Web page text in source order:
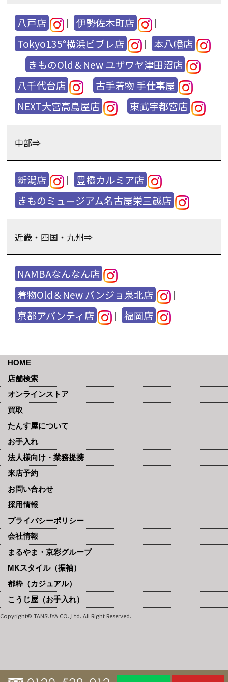
八戸店 ｜ 伊勢佐木町店 ｜
Tokyo135°横浜ビブレ店 ｜ 本八幡店
｜ きものOld＆New ユザワヤ津田沼店 ｜
八千代台店 ｜ 古手着物 手仕事屋 ｜
NEXT大宮高島屋店 ｜ 東武宇都宮店
中部⇒
新潟店 ｜ 豊橋カルミア店 ｜
きものミュージアム名古屋栄三越店
近畿・四国・九州⇒
NAMBAなんなん店 ｜
着物Old＆New パンジョ泉北店 ｜
京都アバンティ店 ｜ 福岡店
HOME
店舗検索
オンラインストア
買取
たんす屋について
お手入れ
法人様向け・業務提携
来店予約
お問い合わせ
採用情報
プライバシーポリシー
会社情報
まるやま・京彩グループ
MKスタイル（振袖）
都粋（カジュアル）
こうじ屋（お手入れ）
Copyright© TANSUYA CO.,Ltd. All Right Reserved.